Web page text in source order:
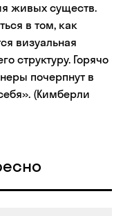
живых существ.
в том, как
визуальная
структуру. Горячо
почерпнут в
(Кимберли